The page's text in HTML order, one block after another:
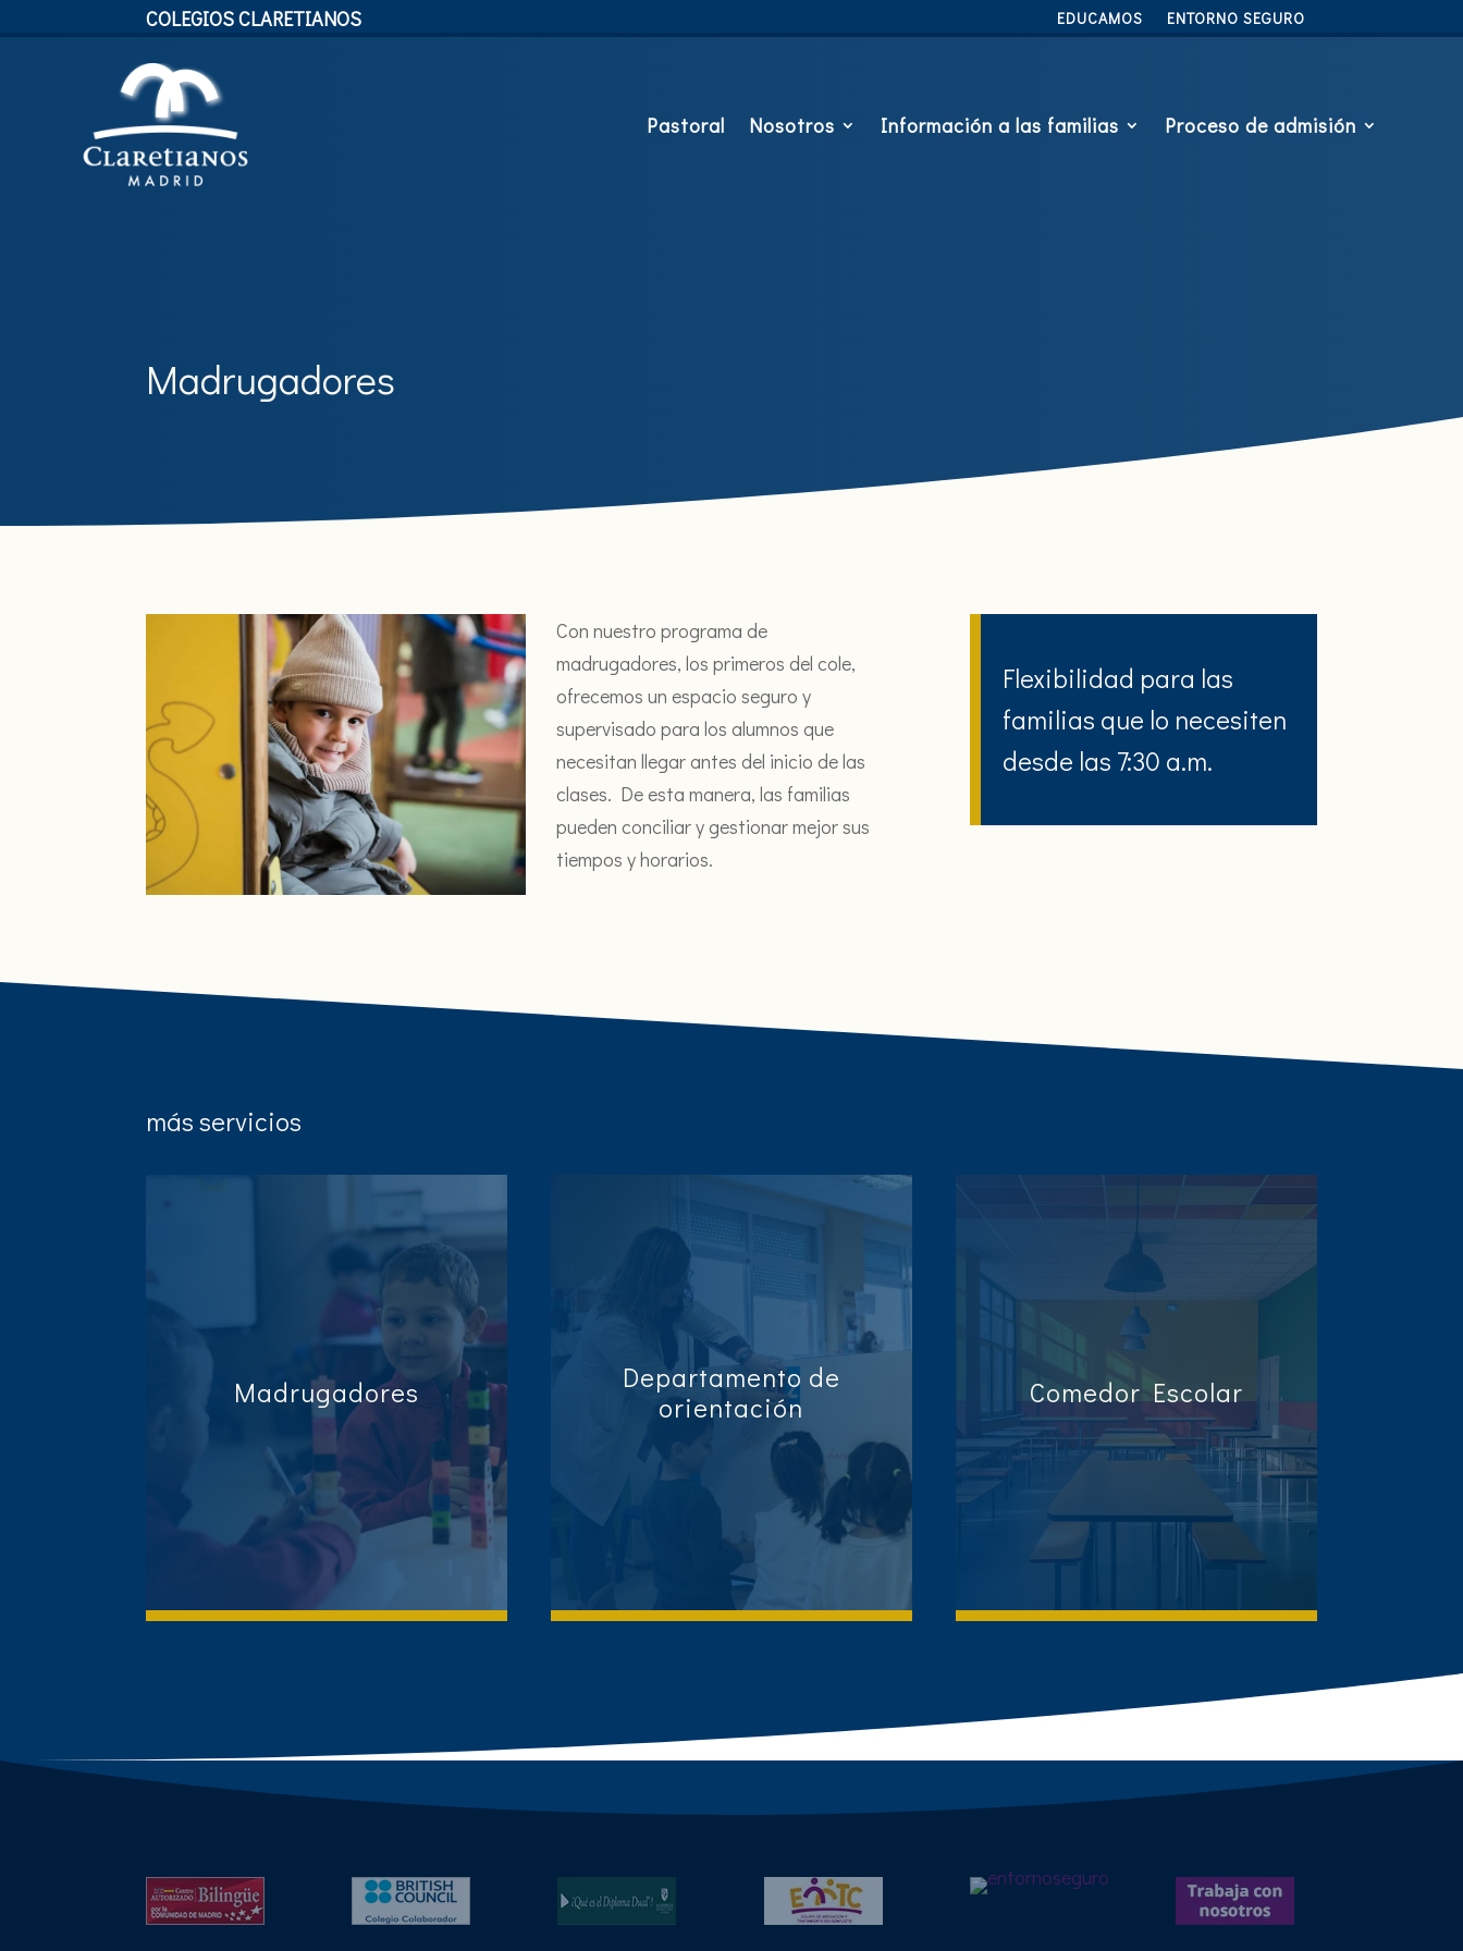
COLEGIOS CLARETIANOS EDUCAMOS ENTORNO SEGURO
Pastoral Nosotros Información a las familias Proceso de admisión
Madrugadores
Con nuestro programa de
madrugadores, los primeros del cole,
ofrecemos un espacio seguro y
supervisado para los alumnos que
necesitan llegar antes del inicio de las
clases. De esta manera, las familias
pueden conciliar y gestionar mejor sus
tiempos y horarios.
Flexibilidad para las
familias que lo necesiten
desde las 7:30 a.m.
más servicios
Madrugadores
Departamento de
orientación
Comedor Escolar